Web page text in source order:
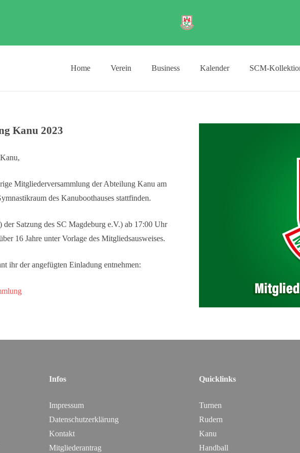
Home Verein Business Kalender SCM-
Kanu 2023
Mitgliederversammlung der Abteilung Kanu am
des Kanuboothauses stattfinden.
der Satzung des SC Magdeburg e.V.) ab 17:00 Uhr
16 Jahre unter Vorlage des Mitgliedsausweises.
ihr der angefügten Einladung entnehmen:
Infos
Impressum
Datenschutzerklärung
Kontakt
Mitgliederantrag
Quicklinks
Turnen
Rudern
Kanu
Handball